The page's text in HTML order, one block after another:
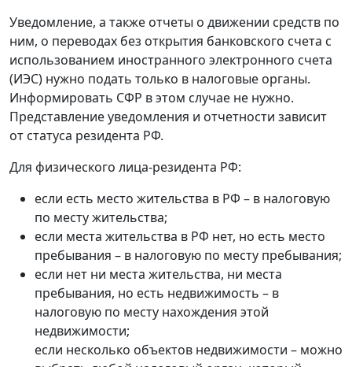
Уведомление, а также отчеты о движении средств по
ним, о переводах без открытия банковского счета с
использованием иностранного электронного счета
(ИЭС) нужно подать только в налоговые органы.
Информировать СФР в этом случае не нужно.
Представление уведомления и отчетности зависит
от статуса резидента РФ.
Для физического лица-резидента РФ:
если есть место жительства в РФ – в налоговую
по месту жительства;
если места жительства в РФ нет, но есть место
пребывания – в налоговую по месту пребывания;
если нет ни места жительства, ни места
пребывания, но есть недвижимость – в
налоговую по месту нахождения этой
недвижимости;
если несколько объектов недвижимости – можно